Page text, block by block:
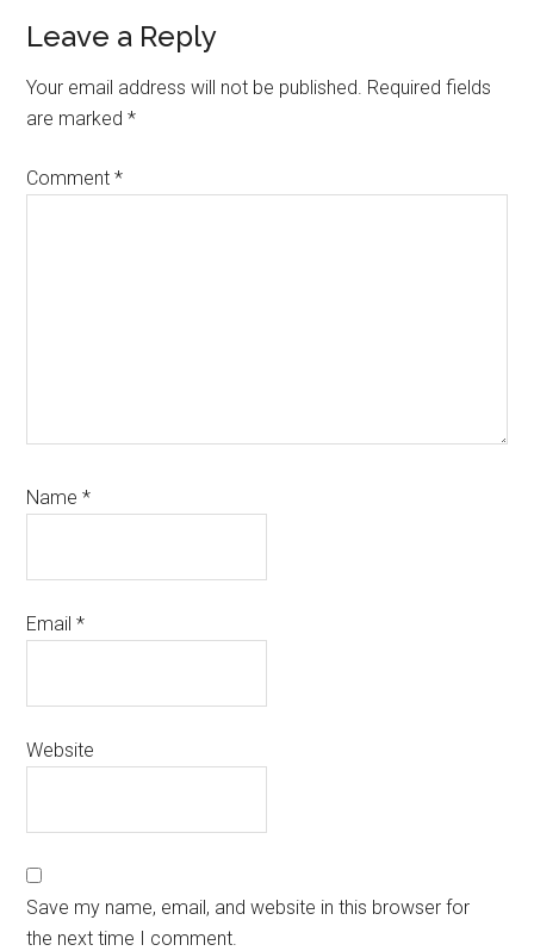
Reader
Interactions
Leave a Reply
Your email address will not be published. Required fields
are marked*
Comment*
Name*
Email*
Website
Save my name, email, and website in this browser for
the next time I comment.